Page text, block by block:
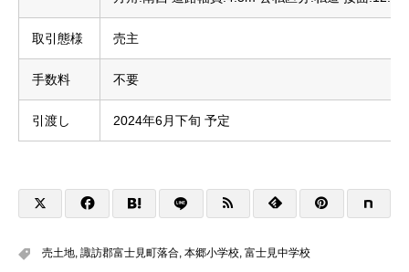
取引態様 売主
手数料 不要
引渡し 2024年6月下旬 予定
売土地 諏訪郡富士見町落合 本郷小学校 富士見中学校